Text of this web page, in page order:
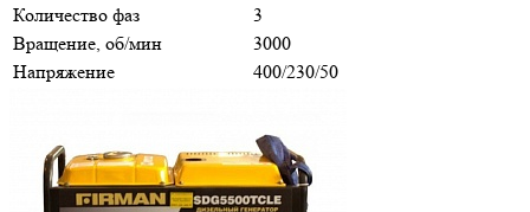
Количество фаз
3
Вращение, об/мин
3000
Напряжение
400/230/50